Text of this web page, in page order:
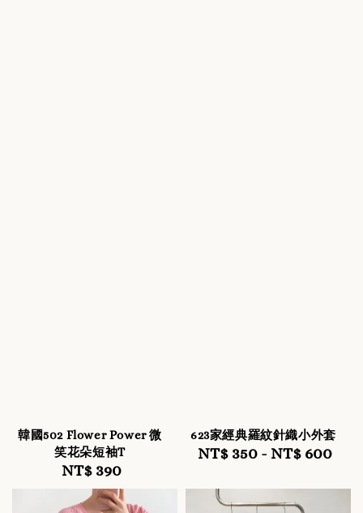
韓國502 Flower Power 微
笑花朵短袖T
Regular
price
NT$ 390
623家經典羅紋針織小外套
Regular
NT$ 350 - NT$ 600